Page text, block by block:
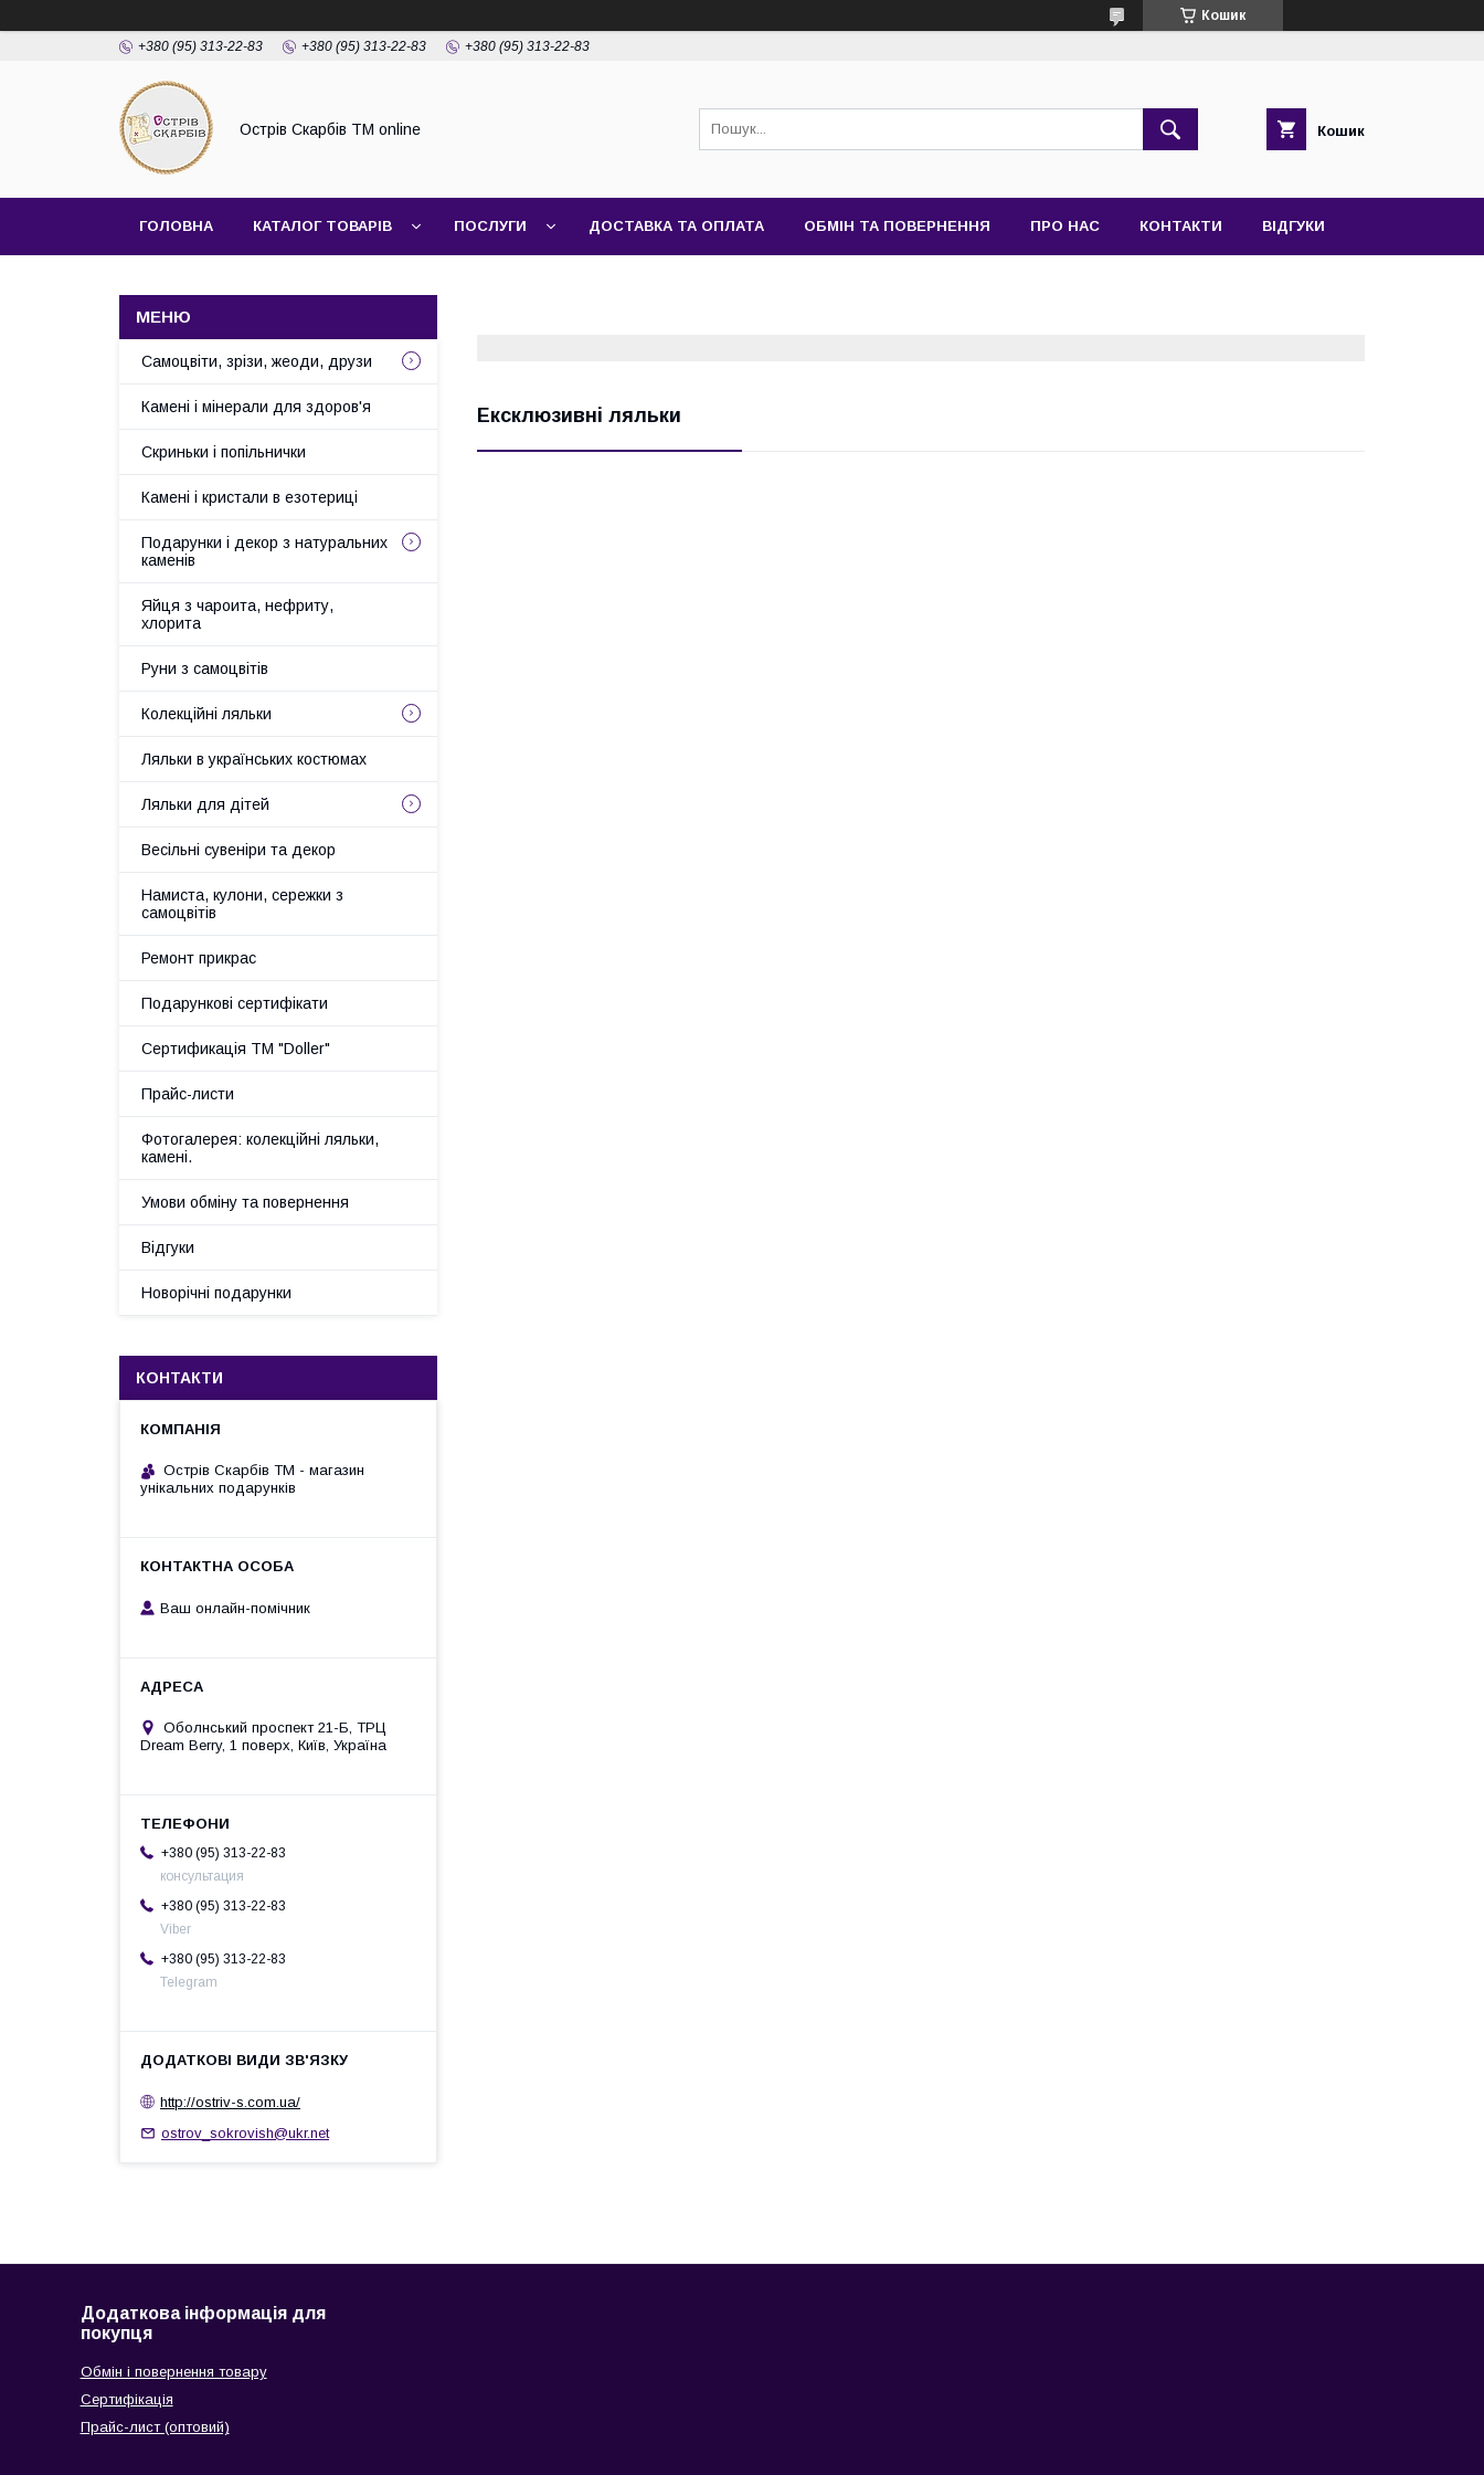
Кошик
+380 (95) 313-22-83 +380 (95) 313-22-83 +380 (95) 313-22-83
Острів Скарбів TM online Кошик
ГОЛОВНА КАТАЛОГ ТОВАРІВ ПОСЛУГИ ДОСТАВКА ТА ОПЛАТА ОБМІН ТА ПОВЕРНЕННЯ ПРО НАС КОНТАКТИ ВІДГУКИ
Ексклюзивні ляльки
Самоцвіти, зрізи, жеоди, друзи
Камені і мінерали для здоров'я
Скриньки і попільнички
Камені і кристали в езотериці
Подарунки і декор з натуральних
каменів
Яйця з чароита, нефриту,
хлорита
Руни з самоцвітів
Колекційні ляльки
Ляльки в українських костюмах
Ляльки для дітей
Весільні сувеніри та декор
Намиста, кулони, сережки з
самоцвітів
Ремонт прикрас
Подарункові сертифікати
Сертификація ТМ "Doller"
Прайс-листи
Фотогалерея: колекційні ляльки,
камені.
Умови обміну та повернення
Відгуки
Новорічні подарунки
КОНТАКТИ
Острів Скарбів ТМ - магазин
унікальних подарунків
Ваш онлайн-помічник
Оболнський проспект 21-Б, ТРЦ
Dream Berry, 1 поверх, Київ, Україна
+380 (95) 313-22-83
консультация
+380 (95) 313-22-83
Viber
+380 (95) 313-22-83
Telegram
http://ostrіv-s.com.ua/
ostrov_sokrovish@ukr.net
Додаткова інформація для
покупця
Обмін і повернення товару
Сертифікація
Прайс-лист (оптовий)